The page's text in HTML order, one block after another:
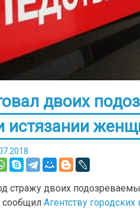
двоих
истязании
стражу двоих
сообщил Агентству